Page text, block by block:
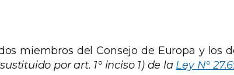
miembros del Consejo de Europa y los
por art. 1° inciso 1) de la Ley N°